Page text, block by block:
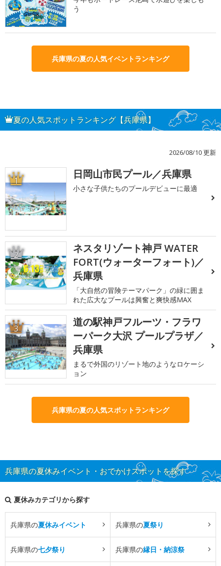
う
兵庫県の夏の人気イベントランキング
夏の人気スポットランキング【兵庫県】
2026/08/10 更新
1 日岡山市民プール／兵庫県
小さな子供たちのプールデビューに最適
2
ネスタリゾート神戸 WATER
FORT(ウォーターフォート)／
兵庫県
「大自然の冒険テーマパーク」の緑に囲ま
れた広大なプールは興奮と爽快感MAX
3
道の駅神戸フルーツ・フラワ
ーパーク大沢 プールプラザ／
兵庫県
まるで外国のリゾート地のようなロケーシ
ョン
兵庫県の夏の人気スポットランキング
兵庫県の夏休みイベント・おでかけスポットを探す
夏休みカテゴリから探す
兵庫県の夏休みイベント 兵庫県の夏祭り
兵庫県の七夕祭り 兵庫県の縁日・納涼祭